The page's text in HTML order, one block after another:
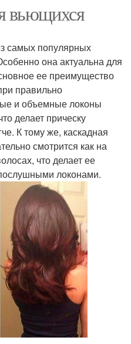
вьющихся
самых популярных
она актуальна для
ее преимущество
правильно
и объемные локоны
делает прическу
К тому же, каскадная
смотрится как на
что делает ее
локонами.